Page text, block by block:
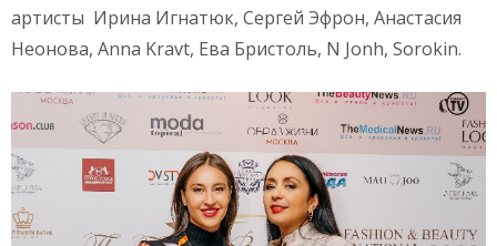
артисты Ирина Игнатюк, Сергей Эфрон, Анастасия
Неонова, Anna Kravt, Ева Бристоль, N Jonh, Sorokin.